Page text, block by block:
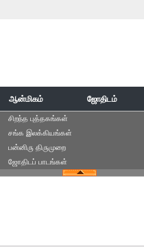
ஆன்மிகம் ஜோதிடம்
சிறந்த புத்தகங்கள்
சங்க இலக்கியங்கள்
பன்னிரு திருமுறை
ஜோதிடப் பாடங்கள்